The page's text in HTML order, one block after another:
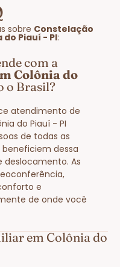
sobre Constelação
Piauí - PI:
com a
Colônia do
o Brasil?
atendimento de
do Piauí - PI
de todas as
beneficiem dessa
deslocamento. As
e
de onde você
em Colônia do